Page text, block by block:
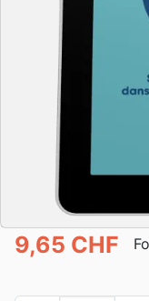
9,65 CHF